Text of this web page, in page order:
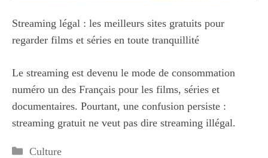
Streaming légal : les meilleurs sites gratuits pour
regarder films et séries en toute tranquillité
Le streaming est devenu le mode de consommation
numéro un des Français pour les films, séries et
documentaires. Pourtant, une confusion persiste :
streaming gratuit ne veut pas dire streaming illégal.
Catégories
Culture